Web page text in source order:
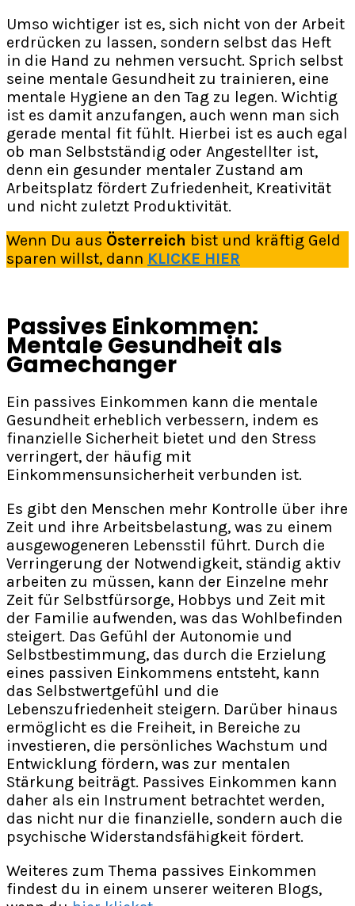
Umso wichtiger ist es, sich nicht von der Arbeit
erdrücken zu lassen, sondern selbst das Heft
in die Hand zu nehmen versucht. Sprich selbst
seine mentale Gesundheit zu trainieren, eine
mentale Hygiene an den Tag zu legen. Wichtig
ist es damit anzufangen, auch wenn man sich
gerade mental fit fühlt. Hierbei ist es auch egal
ob man Selbstständig oder Angestellter ist,
denn ein gesunder mentaler Zustand am
Arbeitsplatz fördert Zufriedenheit, Kreativität
und nicht zuletzt Produktivität.
Wenn Du aus Österreich bist und kräftig Geld
sparen willst, dann KLICKE HIER
Passives Einkommen:
Mentale Gesundheit als
Gamechanger
Ein passives Einkommen kann die mentale
Gesundheit erheblich verbessern, indem es
finanzielle Sicherheit bietet und den Stress
verringert, der häufig mit
Einkommensunsicherheit verbunden ist.
Es gibt den Menschen mehr Kontrolle über ihre
Zeit und ihre Arbeitsbelastung, was zu einem
ausgewogeneren Lebensstil führt. Durch die
Verringerung der Notwendigkeit, ständig aktiv
arbeiten zu müssen, kann der Einzelne mehr
Zeit für Selbstfürsorge, Hobbys und Zeit mit
der Familie aufwenden, was das Wohlbefinden
steigert. Das Gefühl der Autonomie und
Selbstbestimmung, das durch die Erzielung
eines passiven Einkommens entsteht, kann
das Selbstwertgefühl und die
Lebenszufriedenheit steigern. Darüber hinaus
ermöglicht es die Freiheit, in Bereiche zu
investieren, die persönliches Wachstum und
Entwicklung fördern, was zur mentalen
Stärkung beiträgt. Passives Einkommen kann
daher als ein Instrument betrachtet werden,
das nicht nur die finanzielle, sondern auch die
psychische Widerstandsfähigkeit fördert.
Weiteres zum Thema passives Einkommen
findest du in einem unserer weiteren Blogs,